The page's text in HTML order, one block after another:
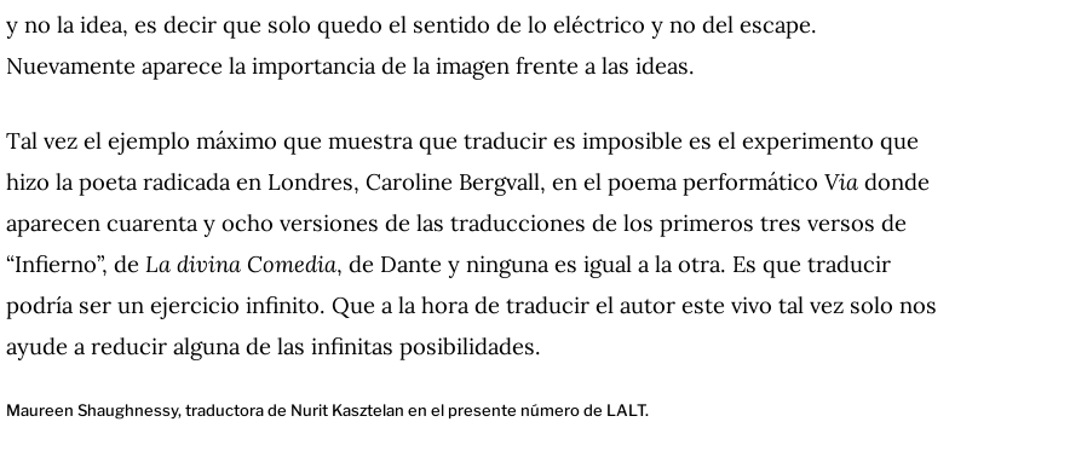
y no la idea, es decir que solo quedo el sentido de lo eléctrico y no del escape.
Nuevamente aparece la importancia de la imagen frente a las ideas.
Tal vez el ejemplo máximo que muestra que traducir es imposible es el experimento que
hizo la poeta radicada en Londres, Caroline Bergvall, en el poema performático Via donde
aparecen cuarenta y ocho versiones de las traducciones de los primeros tres versos de
“Infierno”, de La divina Comedia, de Dante y ninguna es igual a la otra. Es que traducir
podría ser un ejercicio infinito. Que a la hora de traducir el autor este vivo tal vez solo nos
ayude a reducir alguna de las infinitas posibilidades.
Maureen Shaughnessy, traductora de Nurit Kasztelan en el presente número de LALT.